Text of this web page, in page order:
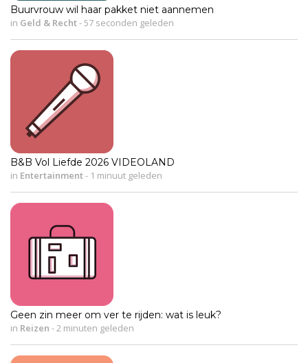
Buurvrouw wil haar pakket niet aannemen
in Geld & Recht-57 seconden geleden
B&B Vol Liefde 2026 VIDEOLAND
in Entertainment- 1 minuut geleden
Geen zin meer om ver te rijden: wat is leuk?
in Reizen - 2 minuten geleden